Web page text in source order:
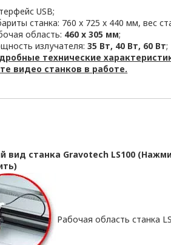
USB;
станка: 760 x 725 x 440 мм, вес
область: 460 x 305 мм;
излучателя:35 Вт, 40 Вт, 60 Вт;
технические
видео станков в работе.
вид станка Gravotech LS100
Рабочая область станка